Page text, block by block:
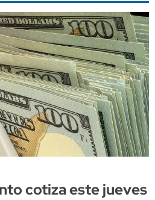
cotiza este jueves